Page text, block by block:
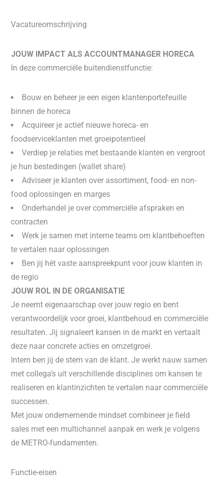
Vacatureomschrijving
JOUW IMPACT ALS ACCOUNTMANAGER HORECA
In deze commerciële buitendienstfunctie:
Bouw en beheer je een eigen klantenportefeuille
binnen de horeca
Acquireer je actief nieuwe horeca- en
foodserviceklanten met groeipotentieel
Verdiep je relaties met bestaande klanten en vergroot
je hun bestedingen (wallet share)
Adviseer je klanten over assortiment, food- en non-
food oplossingen en marges
Onderhandel je over commerciële afspraken en
contracten
Werk je samen met interne teams om klantbehoeften
te vertalen naar oplossingen
Ben jij hét vaste aanspreekpunt voor jouw klanten in
de regio
JOUW ROL IN DE ORGANISATIE
Je neemt eigenaarschap over jouw regio en bent
verantwoordelijk voor groei, klantbehoud en commerciële
resultaten. Jij signaleert kansen in de markt en vertaalt
deze naar concrete acties en omzetgroei.
Intern ben jij de stem van de klant. Je werkt nauw samen
met collega’s uit verschillende disciplines om kansen te
realiseren en klantinzichten te vertalen naar commerciële
successen.
Met jouw ondernemende mindset combineer je field
sales met een multichannel aanpak en werk je volgens
de METRO-fundamenten.
Functie-eisen